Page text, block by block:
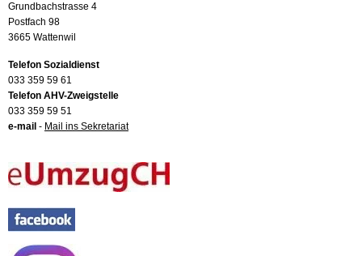
Grundbachstrasse 4
Postfach 98
3665 Wattenwil
Telefon Sozialdienst
033 359 59 61
Telefon AHV-Zweigstelle
033 359 59 51
e-mail - Mail ins Sekretariat